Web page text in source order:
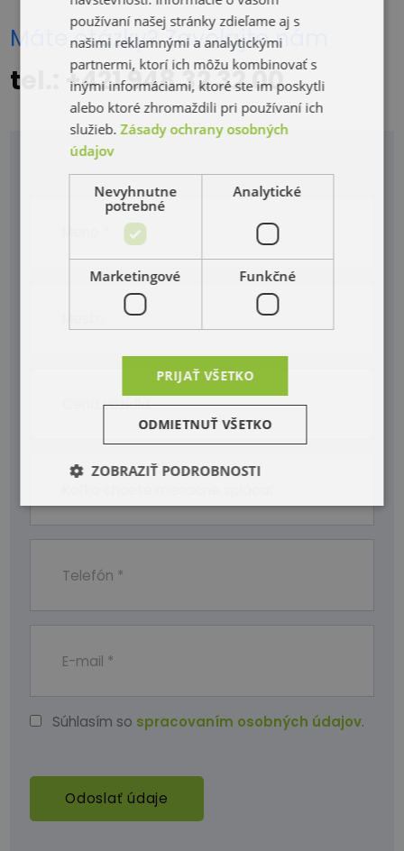
Máte otázky? Zavolajte nám
tel.: +421 948 32 32 00
Súhlasím so spracovaním osobných údajov.
Odoslať údaje
používaní našej stránky zdieľame aj s
našimi reklamnými a analytickými
partnermi, ktorí ich môžu kombinovať s
inými informáciami, ktoré ste im poskytli
alebo ktoré zhromaždili pri používaní ich
služieb.Zásady ochrany osobných
údajov
Nevyhnutne
potrebné
Analytické
Marketingové Funkčné
PRIJAŤ VŠETKO
ODMIETNUŤ VŠETKO
ZOBRAZIŤ PODROBNOSTI